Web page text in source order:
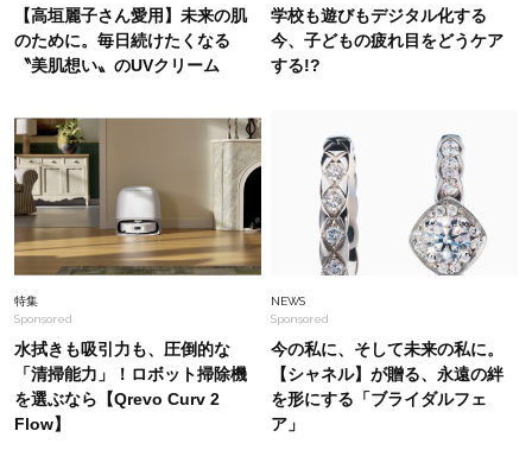
垢抜ける選び方のコツは？
大草直子さんがおすすめ！【ワイドパンツ派】の
コーデが垢抜ける「ブラウン名品」2選
Fashion 2026.7.31
ラク可愛いのに「オールシーズン着回し」が叶
う！40代が1着持っておきたい【セットアップ】
【高垣麗子さん愛用】未来の肌
のために。毎日続けたくなる
〝美肌想い〟のUVクリーム
学校も遊びもデジタル化する
今、子どもの疲れ目をどうケア
する!?
特集
Sponsored
水拭きも吸引力も、圧倒的な
「清掃能力」！ロボット掃除機
を選ぶなら【Qrevo Curv 2
Flow】
NEWS
Sponsored
今の私に、そして未来の私に。
【シャネル】が贈る、永遠の絆
を形にする「ブライダルフェ
ア」